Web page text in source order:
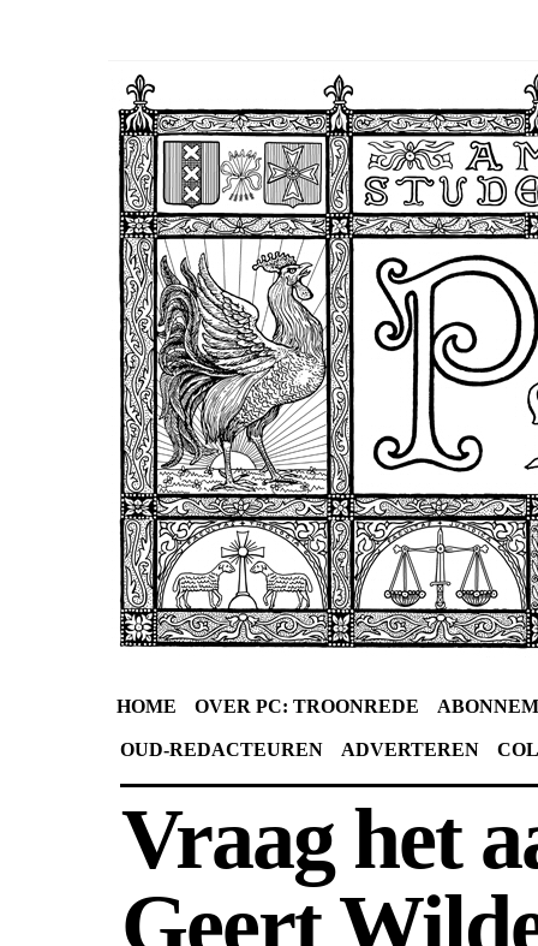
HOME OVER PC: TROONREDE
OUD-REDACTEUREN ADVERTEREN
Vraag het
Geert